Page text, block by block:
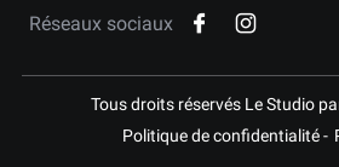
Réseaux sociaux
Politique de confidentialité
Tous droits réservés Le Studio